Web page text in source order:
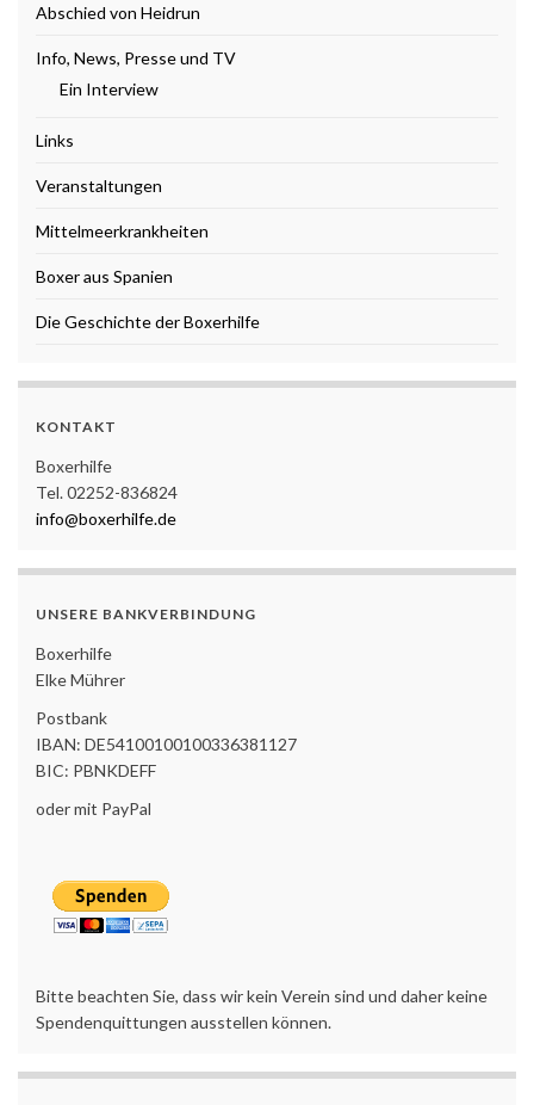
Abschied von Heidrun
Info, News, Presse und TV
Ein Interview
Links
Veranstaltungen
Mittelmeerkrankheiten
Boxer aus Spanien
Die Geschichte der Boxerhilfe
KONTAKT
Boxerhilfe
Tel. 02252-836824
info@boxerhilfe.de
UNSERE BANKVERBINDUNG
Boxerhilfe
Elke Mührer
Postbank
IBAN: DE54100100100336381127
BIC: PBNKDEFF
oder mit PayPal
Bitte beachten Sie, dass wir kein Verein sind und daher keine
Spendenquittungen ausstellen können.